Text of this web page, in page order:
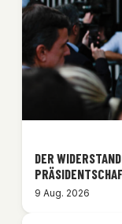
DER
9 Aug. 2026